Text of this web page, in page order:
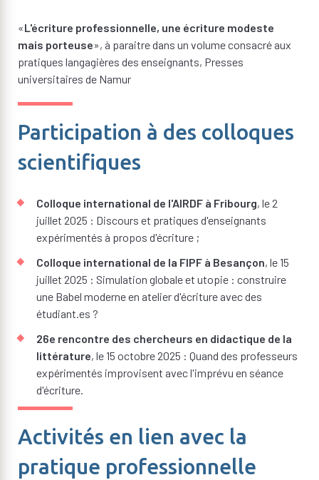
«L'écriture professionnelle, une écriture modeste
mais porteuse», à paraitre dans un volume consacré aux
pratiques langagières des enseignants, Presses
universitaires de Namur
Participation à des colloques
scientifiques
Colloque international de l'AIRDF à Fribourg, le 2
juillet 2025 : Discours et pratiques d'enseignants
expérimentés à propos d'écriture ;
Colloque international de la FIPF à Besançon, le 15
juillet 2025 : Simulation globale et utopie : construire
une Babel moderne en atelier d'écriture avec des
étudiant.es ?
26e rencontre des chercheurs en didactique de la
littérature, le 15 octobre 2025 : Quand des professeurs
expérimentés improvisent avec l'imprévu en séance
d'écriture.
Activités en lien avec la
pratique professionnelle